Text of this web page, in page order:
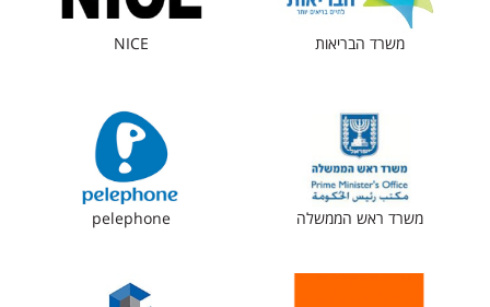
משרד הבריאות NICE
משרד ראש הממשלה pelephone